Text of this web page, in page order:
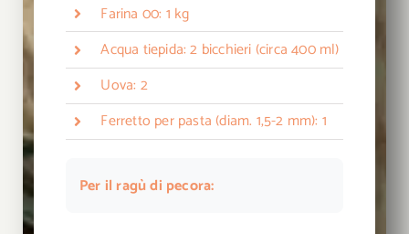
Farina 00: 1 kg
Acqua tiepida: 2 bicchieri (circa 400 ml)
Uova: 2
Ferretto per pasta (diam. 1,5-2 mm): 1
Per il ragù di pecora: